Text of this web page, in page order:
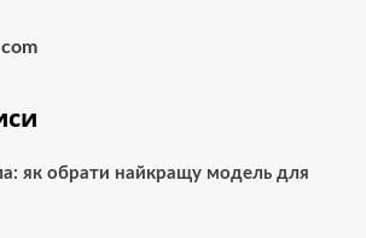
як обрати найкращу модель для